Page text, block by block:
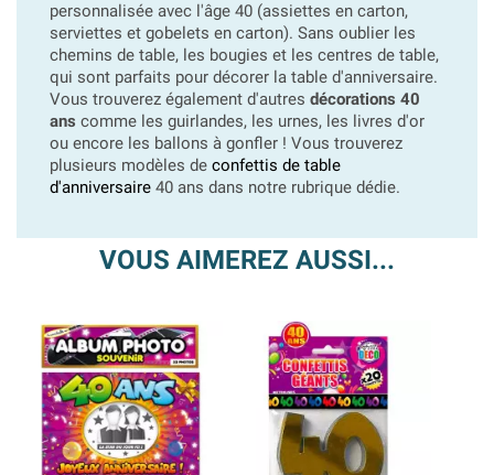
personnalisée avec l'âge 40 (assiettes en carton,
serviettes et gobelets en carton). Sans oublier les
chemins de table, les bougies et les centres de table,
qui sont parfaits pour décorer la table d'anniversaire.
Vous trouverez également d'autres décorations 40
ans comme les guirlandes, les urnes, les livres d'or
ou encore les ballons à gonfler ! Vous trouverez
plusieurs modèles de confettis de table
d'anniversaire 40 ans dans notre rubrique dédie.
VOUS AIMEREZ AUSSI...